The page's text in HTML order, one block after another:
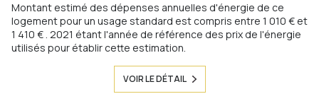
Montant estimé des dépenses annuelles d'énergie de ce
logement pour un usage standard est compris entre 1 010 € et
1 410 € . 2021 étant l'année de référence des prix de l'énergie
utilisés pour établir cette estimation.
VOIR LE DÉTAIL